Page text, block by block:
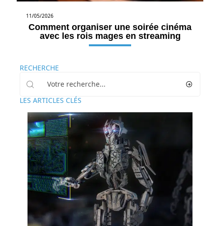
11/05/2026
Comment organiser une soirée cinéma
avec les rois mages en streaming
RECHERCHE
LES ARTICLES CLÉS